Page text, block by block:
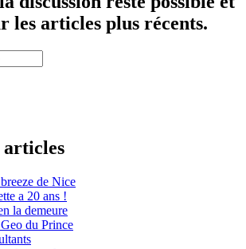
les articles plus récents.
de Nice
a 20 ans !
la demeure
du Prince